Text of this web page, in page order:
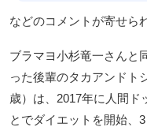
などのコメントが寄せら
ブラマヨ小杉竜一さんと
った後輩のタカアンドト
歳）は、2017年に人間ド
とでダイエットを開始、